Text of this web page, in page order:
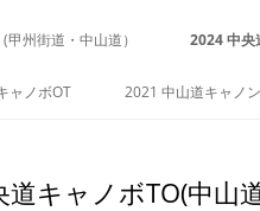
州街道・中山道） 2024 中央
ャノボOT 2021 中山道キャノ
キャノボTO(中山